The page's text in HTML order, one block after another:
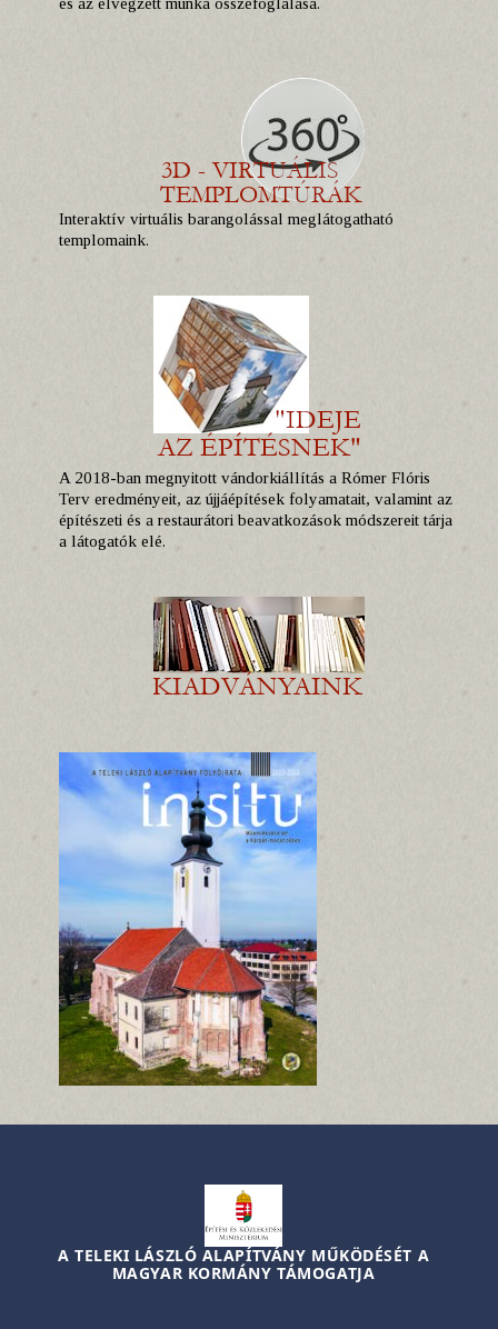
Interaktív virtuális barangolással meglátogatható
templomaink.
A 2018-ban megnyitott vándorkiállítás a Rómer Flóris
Terv eredményeit, az újjáépítések folyamatait, valamint az
építészeti és a restaurátori beavatkozások módszereit tárja
a látogatók elé.
A TELEKI LÁSZLÓ ALAPÍTVÁNY MŰKÖDÉSÉT A
MAGYAR KORMÁNY TÁMOGATJA